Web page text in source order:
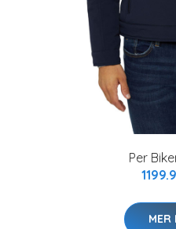
Per
MER